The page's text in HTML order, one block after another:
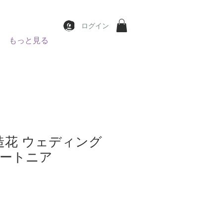
もっと見る
ログイン
花 ウェディング
トニア